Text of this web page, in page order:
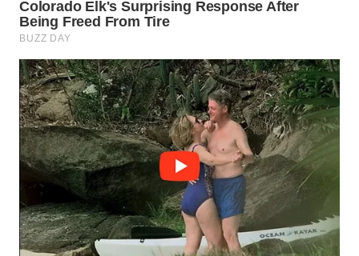
WAHANA
INFRASTRUKTUR
WAHANA
KONSUMEN
WAHANA
LISTRIK
WAHANA
TRAVEL